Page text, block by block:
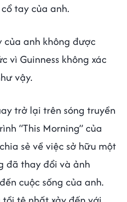
tay của anh.
của anh không được
vì Guinness không xác
vậy.
trở lại trên sóng truyền
“This Morning” của
sẻ về việc sở hữu một
đã thay đổi và ảnh
cuộc sống của anh.